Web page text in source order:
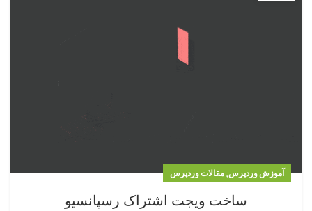
آموزش وردپرس, مقالات وردپرس
ساخت ویجت اشتراک رسپانسیو